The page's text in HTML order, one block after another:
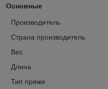
Основные
Производитель
Страна производитель
Вес
Длина
Тип пряжи